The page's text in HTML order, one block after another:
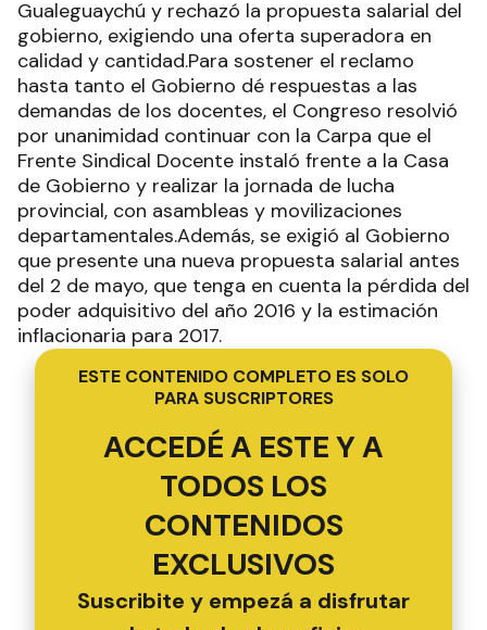
Gualeguaychú y rechazó la propuesta salarial del
gobierno, exigiendo una oferta superadora en
calidad y cantidad.Para sostener el reclamo
hasta tanto el Gobierno dé respuestas a las
demandas de los docentes, el Congreso resolvió
por unanimidad continuar con la Carpa que el
Frente Sindical Docente instaló frente a la Casa
de Gobierno y realizar la jornada de lucha
provincial, con asambleas y movilizaciones
departamentales.Además, se exigió al Gobierno
que presente una nueva propuesta salarial antes
del 2 de mayo, que tenga en cuenta la pérdida del
poder adquisitivo del año 2016 y la estimación
inflacionaria para 2017.
ESTE CONTENIDO COMPLETO ES SOLO
PARA SUSCRIPTORES
ACCEDÉ A ESTE Y A
TODOS LOS
CONTENIDOS
EXCLUSIVOS
Suscribite y empezá a disfrutar